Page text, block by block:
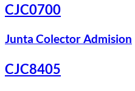
CJC0700
Junta Colector Admision
CJC8405